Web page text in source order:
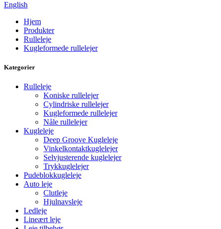
English
Hjem
Produkter
Rulleleje
Kugleformede rullelejer
Kategorier
Rulleleje
Koniske rullelejer
Cylindriske rullelejer
Kugleformede rullelejer
Nåle rullelejer
Kugleleje
Deep Groove Kugleleje
Vinkelkontaktkuglelejer
Selvjusterende kuglelejer
Trykkuglelejer
Pudeblokkugleleje
Auto leje
Clutleje
Hjulnavsleje
Ledleje
Lineært leje